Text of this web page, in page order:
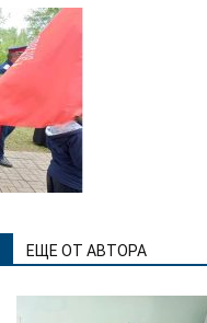
ЕЩЕ ОТ АВТОРА